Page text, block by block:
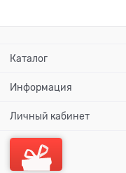
Каталог
Информация
Личный кабинет